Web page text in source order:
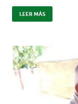
LEER MÁS